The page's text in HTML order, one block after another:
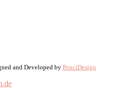
and Developed by PenciDesign